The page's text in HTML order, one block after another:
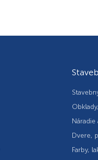
Náradie
Dvere,
Farby,